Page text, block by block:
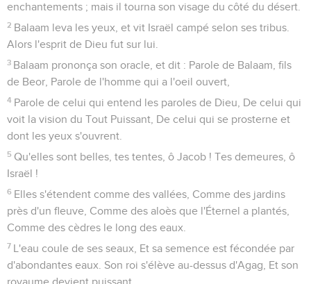
enchantements ; mais il tourna son visage du côté du désert.
2 Balaam leva les yeux, et vit Israël campé selon ses tribus.
Alors l'esprit de Dieu fut sur lui.
3 Balaam prononça son oracle, et dit : Parole de Balaam, fils
de Beor, Parole de l'homme qui a l'oeil ouvert,
4 Parole de celui qui entend les paroles de Dieu, De celui qui
voit la vision du Tout Puissant, De celui qui se prosterne et
dont les yeux s'ouvrent.
5 Qu'elles sont belles, tes tentes, ô Jacob ! Tes demeures, ô
Israël !
6 Elles s'étendent comme des vallées, Comme des jardins
près d'un fleuve, Comme des aloès que l'Éternel a plantés,
Comme des cèdres le long des eaux.
7 L'eau coule de ses seaux, Et sa semence est fécondée par
d'abondantes eaux. Son roi s'élève au-dessus d'Agag, Et son
royaume devient puissant.